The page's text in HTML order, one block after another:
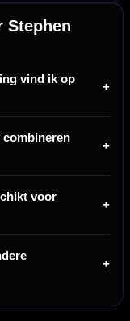
Stephen
vind ik op
voor